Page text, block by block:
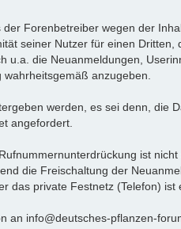
Forenbetreiber wegen der
seiner Nutzer für einen Dritten,
u.a. die Neuanmeldungen,
anzugeben.
werden, es sei denn, die
angefordert.
ist nicht
die Freischaltung der
das private Festnetz (Telefon) ist
an info@deutsches-pflanzen-